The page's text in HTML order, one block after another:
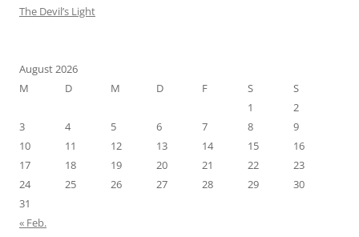
The Devil’s Light
August 2026
M
D M D F S
S
1
2
3
4 5 6 7 8
9
10
11 12 13 14 15
16
17
18 19 20 21 22
23
24
25 26 27 28 29
30
31
« Feb.